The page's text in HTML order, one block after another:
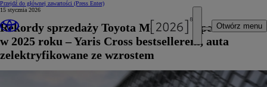
Przejdź do głównej zawartości (Press Enter)
Otwórz menu
15 stycznia 2026
Rekordy sprzedaży Toyota Motor Europe
w 2025 roku – Yaris Cross bestsellerem, auta
zelektryfikowane ze wzrostem